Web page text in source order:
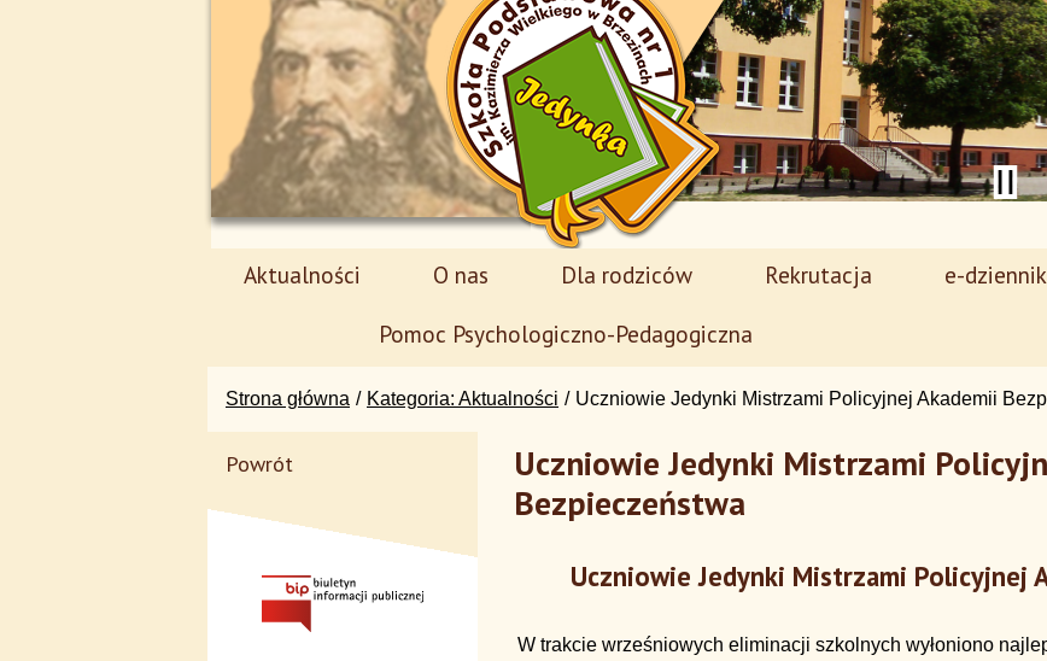
Aktualności O nas Dla rodziców Rekrutacja e-dziennik
Pomoc Psychologiczno-Pedagogiczna
Strona główna Kategoria: Aktualności Uczniowie Jedynki Mistrzami Policyjnej Akademii
Uczniowie Jedynki Mistrzami
Bezpieczeństwa
Uczniowie Jedynki Mistrzami Policyjnej
W trakcie wrześniowych eliminacji szkolnych wyłoniono
Powrót